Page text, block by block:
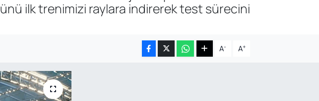
ilk trenimizi raylara indirerek test sürecini
A- A+